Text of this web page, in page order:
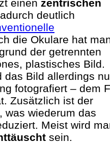
einen zentrischen
deutlich
die Okulare hat
der getrennten
plastisches Bild.
das Bild allerdings
fotografiert – dem
Zusätzlich ist der
was wiederum das
Meist wird
sein.